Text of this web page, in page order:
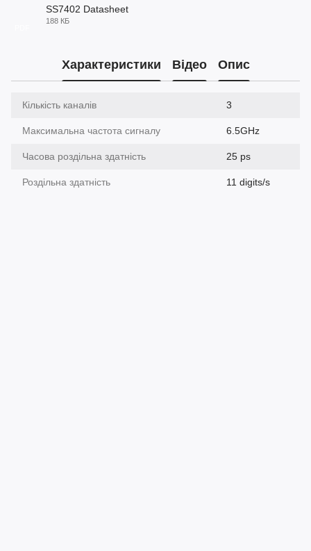
SS7402 Datasheet
188 КБ
Характеристики Відео Опис
Кількість каналів 3
Максимальна частота сигналу 6.5GHz
Часова роздільна здатність 25 ps
Роздільна здатність 11 digits/s